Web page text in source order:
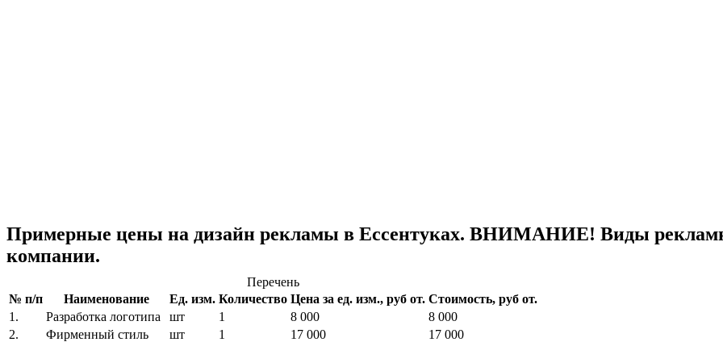
Примерные цены на дизайн рекламы в Ессентуках. ВНИМАНИЕ! Виды
компании.
Перечень
№ п/п
Наименование Ед. изм. Количество Цена за ед. изм., руб от. Стоимость, руб от.
1.
Разработка логотипа шт 1 8 000
8 000
2.
Фирменный стиль шт 1 17 000
17 000